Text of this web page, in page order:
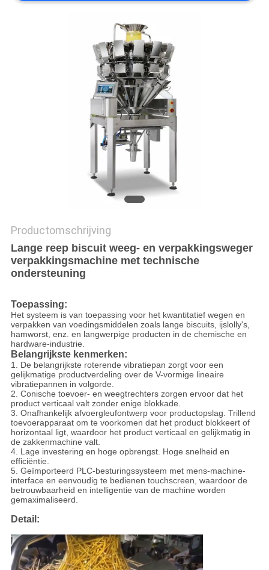
PRIVACYBELEID
Productomschrijving
Lange reep biscuit weeg- en verpakkingsweger
verpakkingsmachine met technische
ondersteuning
Toepassing:
Het systeem is van toepassing voor het kwantitatief wegen en
verpakken van voedingsmiddelen zoals lange biscuits, ijslolly's,
hamworst, enz. en langwerpige producten in de chemische en
hardware-industrie.
Belangrijkste kenmerken:
1. De belangrijkste roterende vibratiepan zorgt voor een
gelijkmatige productverdeling over de V-vormige lineaire
vibratiepannen in volgorde.
2. Conische toevoer- en weegtrechters zorgen ervoor dat het
product verticaal valt zonder enige blokkade.
3. Onafhankelijk afvoergleufontwerp voor productopslag. Trillend
toevoerapparaat om te voorkomen dat het product blokkeert of
horizontaal ligt, waardoor het product verticaal en gelijkmatig in
de zakkenmachine valt.
4. Lage investering en hoge opbrengst. Hoge snelheid en
efficiëntie.
5. Geïmporteerd PLC-besturingssysteem met mens-machine-
interface en eenvoudig te bedienen touchscreen, waardoor de
betrouwbaarheid en intelligentie van de machine worden
gemaximaliseerd.
Detail: